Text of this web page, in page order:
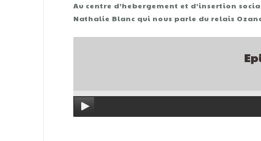
Au centre d’hebergement et d’insertion
Nathalie Blanc qui nous parle du relais